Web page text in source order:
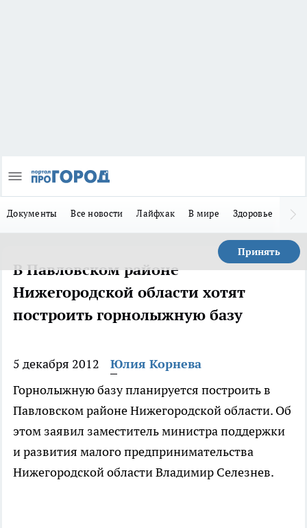
Документы Все новости Лайфхак В мире Здоровье
Принять
В Павловском районе
Нижегородской области хотят
построить горнолыжную базу
5 декабря 2012
Юлия Корнева
Горнолыжную базу планируется построить в
Павловском районе Нижегородской области. Об
этом заявил заместитель министра поддержки
и развития малого предпринимательства
Нижегородской области Владимир Селезнев.